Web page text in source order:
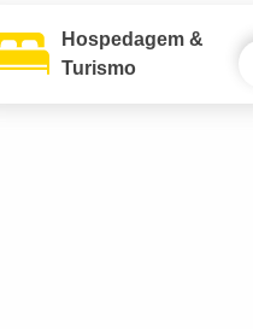
Hospedagem &
Turismo